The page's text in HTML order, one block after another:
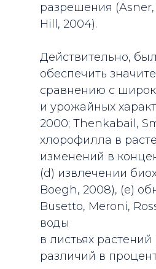
разрешения
Hill, 2004).
Действительно,
обеспечить
сравнению с
и урожайных
2000; Thenkabail,
хлорофилла в
изменений в
(d) извлечении
Boegh, 2008), (e)
Busetto, Meroni,
воды
в листьях
различий в